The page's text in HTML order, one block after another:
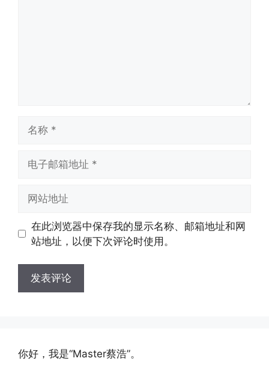
址
址
在此浏览器中保存我的显示名称、邮箱地址和网
站地址，以便下次评论时使用。
你好，我是“Master蔡浩”。